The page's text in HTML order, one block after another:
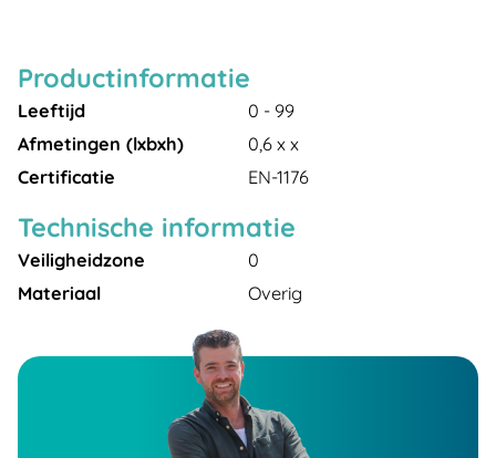
Productinformatie
Leeftijd
0 - 99
Afmetingen (lxbxh)
0,6 x x
Certificatie
EN-1176
Technische informatie
Veiligheidzone
0
Materiaal
Overig